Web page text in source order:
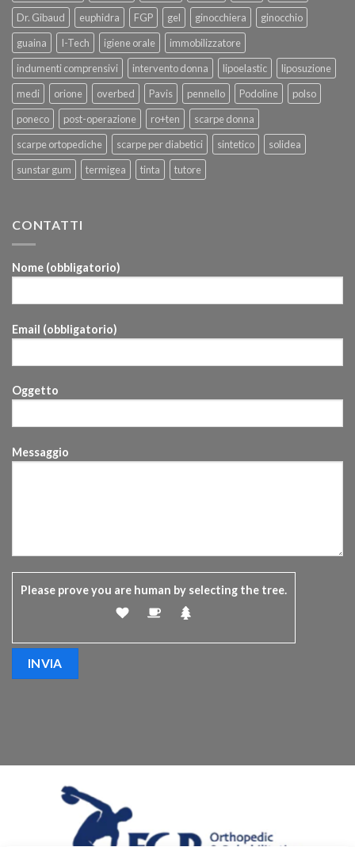
Dr. Gibaud
euphidra FGP gel ginocchiera
ginocchio
guaina
I-Tech igiene orale
immobilizzatore
indumenti comprensivi
intervento donna lipoelastic
liposuzione
medi
orione overbed Pavis pennello Podoline
polso
poneco
post-operazione ro+ten
scarpe donna
scarpe ortopediche
scarpe per diabetici sintetico
solidea
sunstar gum
termigea tinta tutore
CONTATTI
Nome (obbligatorio)
Email (obbligatorio)
Oggetto
Messaggio
Please prove you are human by selecting the tree.